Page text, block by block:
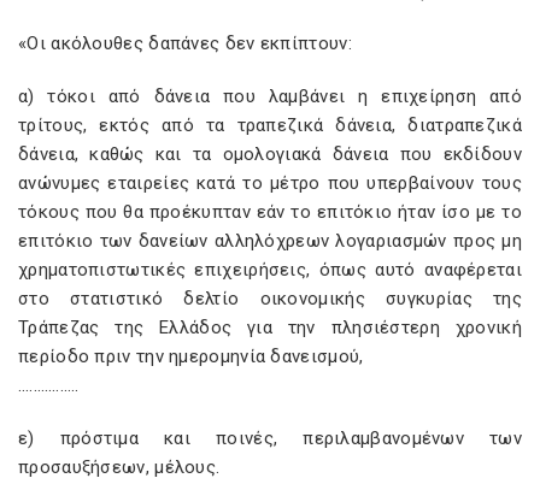
«Οι ακόλουθες δαπάνες δεν εκπίπτουν:
α) τόκοι από δάνεια που λαμβάνει η επιχείρηση από
τρίτους, εκτός από τα τραπεζικά δάνεια, διατραπεζικά
δάνεια, καθώς και τα ομολογιακά δάνεια που εκδίδουν
ανώνυμες εταιρείες κατά το μέτρο που υπερβαίνουν τους
τόκους που θα προέκυπταν εάν το επιτόκιο ήταν ίσο με το
επιτόκιο των δανείων αλληλόχρεων λογαριασμών προς μη
χρηματοπιστωτικές επιχειρήσεις, όπως αυτό αναφέρεται
στο στατιστικό δελτίο οικονομικής συγκυρίας της
Τράπεζας της Ελλάδος για την πλησιέστερη χρονική
περίοδο πριν την ημερομηνία δανεισμού,
…..………..
ε) πρόστιμα και ποινές, περιλαμβανομένων των
προσαυξήσεων, μέλους.